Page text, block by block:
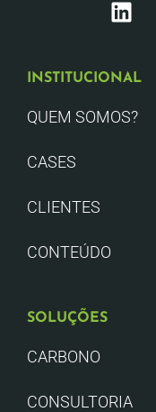
INSTITUCIONAL
QUEM SOMOS?
CASES
CLIENTES
CONTEÚDO
SOLUÇÕES
CARBONO
CONSULTORIA